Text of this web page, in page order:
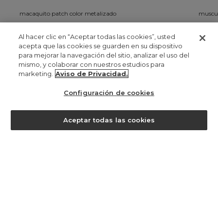
¿ayuda?
macaquito patch color metalizado
registrate
manténgase al día de lo que ocurre aquí y obtenga un
Al hacer clic en “Aceptar todas las cookies”, usted
acepta que las cookies se guarden en su dispositivo
para mejorar la navegación del sitio, analizar el uso del
mismo, y colaborar con nuestros estudios para
marketing. Aviso de Privacidad.
Configuración de cookies
Aceptar todas las cookies